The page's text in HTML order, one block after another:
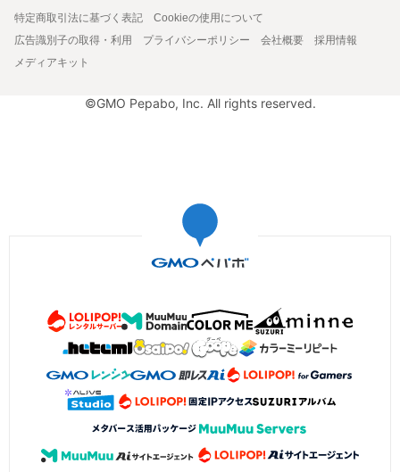
特定商取引法に基づく表記
Cookieの使用について
広告識別子の取得・利用
プライバシーポリシー 会社概要
採用情報
メディアキット
©GMO Pepabo, Inc. All rights reserved.